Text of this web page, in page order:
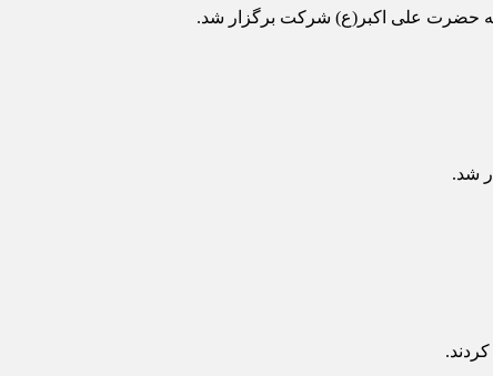
حضرت علی اکبر(ع) شرکت برگزار شد.
شد.